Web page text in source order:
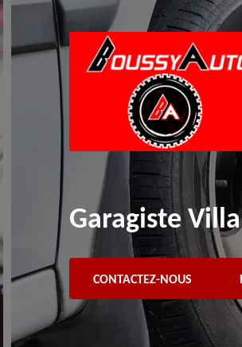
Garagiste
CONTACTEZ-NOUS